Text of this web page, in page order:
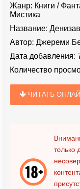
Жанр: Книги /
Мистика
Название:
Автор: Джереми
Дата добавления:
Количество
ЧИТАТЬ
только